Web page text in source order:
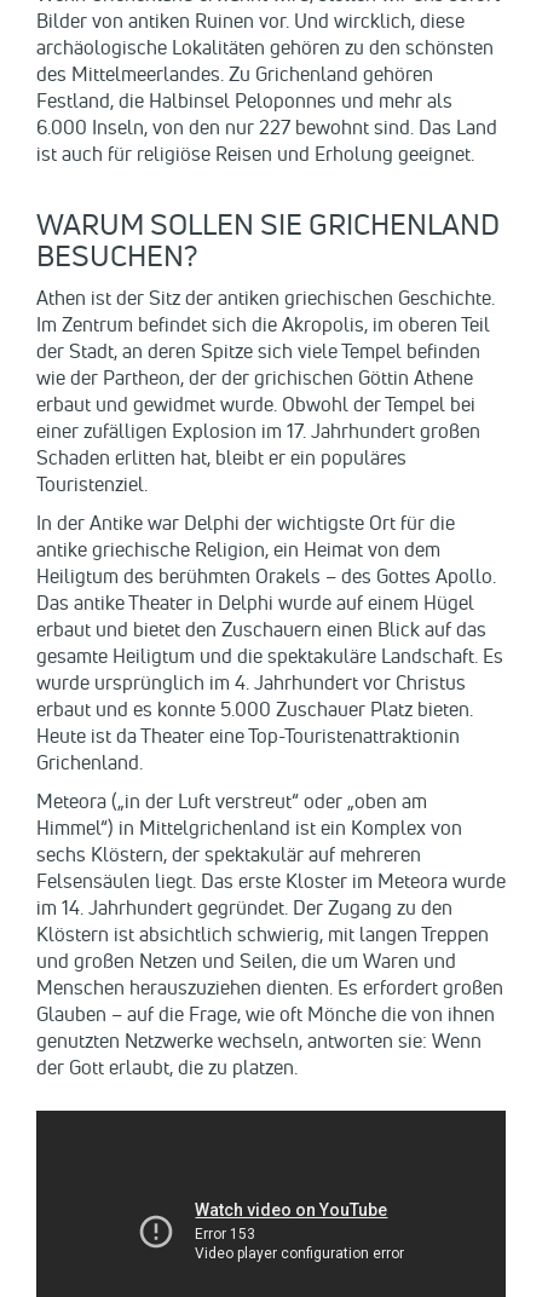
Bilder von antiken Ruinen vor. Und wircklich, diese
archäologische Lokalitäten gehören zu den schönsten
des Mittelmeerlandes. Zu Grichenland gehören
Festland, die Halbinsel Peloponnes und mehr als
6.000 Inseln, von den nur 227 bewohnt sind. Das Land
ist auch für religiöse Reisen und Erholung geeignet.
WARUM SOLLEN SIE GRICHENLAND
BESUCHEN?
Athen ist der Sitz der antiken griechischen Geschichte.
Im Zentrum befindet sich die Akropolis, im oberen Teil
der Stadt, an deren Spitze sich viele Tempel befinden
wie der Partheon, der der grichischen Göttin Athene
erbaut und gewidmet wurde. Obwohl der Tempel bei
einer zufälligen Explosion im 17. Jahrhundert großen
Schaden erlitten hat, bleibt er ein populäres
Touristenziel.
In der Antike war Delphi der wichtigste Ort für die
antike griechische Religion, ein Heimat von dem
Heiligtum des berühmten Orakels – des Gottes Apollo.
Das antike Theater in Delphi wurde auf einem Hügel
erbaut und bietet den Zuschauern einen Blick auf das
gesamte Heiligtum und die spektakuläre Landschaft. Es
wurde ursprünglich im 4. Jahrhundert vor Christus
erbaut und es konnte 5.000 Zuschauer Platz bieten.
Heute ist da Theater eine Top-Touristenattraktionin
Grichenland.
Meteora („in der Luft verstreut“ oder „oben am
Himmel“) in Mittelgrichenland ist ein Komplex von
sechs Klöstern, der spektakulär auf mehreren
Felsensäulen liegt. Das erste Kloster im Meteora wurde
im 14. Jahrhundert gegründet. Der Zugang zu den
Klöstern ist absichtlich schwierig, mit langen Treppen
und großen Netzen und Seilen, die um Waren und
Menschen herauszuziehen dienten. Es erfordert großen
Glauben – auf die Frage, wie oft Mönche die von ihnen
genutzten Netzwerke wechseln, antworten sie: Wenn
der Gott erlaubt, die zu platzen.